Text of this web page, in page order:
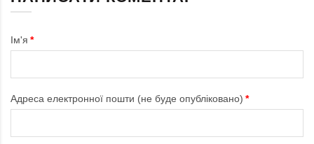
Ім'я
Адреса електронної пошти (не буде опубліковано)